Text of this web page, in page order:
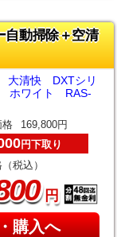
動掃除＋空清
清快 DXTシリ
ホワイト RAS-
格 169,800円
円下取り
税込）
円
購入へ